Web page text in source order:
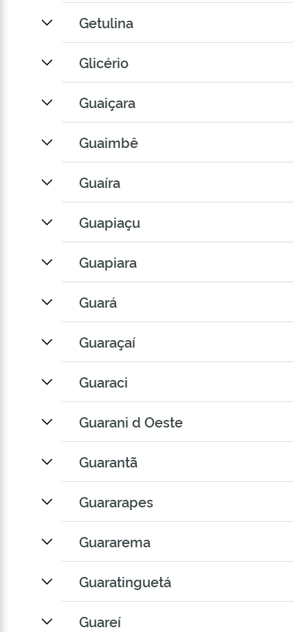
Getulina
Glicério
Guaiçara
Guaimbê
Guaíra
Guapiaçu
Guapiara
Guará
Guaraçaí
Guaraci
Guarani d Oeste
Guarantã
Guararapes
Guararema
Guaratinguetá
Guareí